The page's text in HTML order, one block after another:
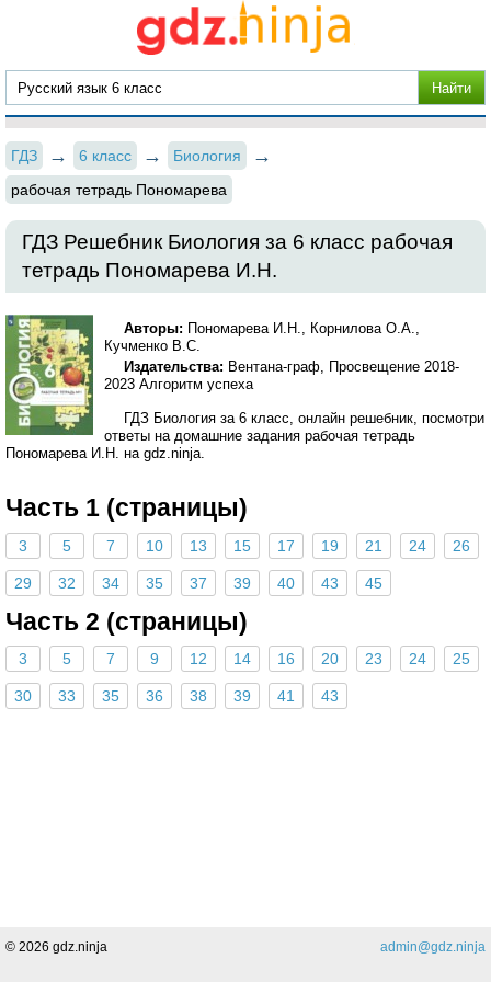
ГДЗ 6 класс
Биология
рабочая тетрадь Пономарева
ГДЗ Решебник Биология за 6 класс рабочая
тетрадь Пономарева И.Н.
Авторы: Пономарева И.Н., Корнилова О.А.,
Кучменко В.С.
Издательства: Вентана-граф, Просвещение 2018-
2023 Алгоритм успеха
ГДЗ Биология за 6 класс, онлайн решебник, посмотри
ответы на домашние задания рабочая тетрадь
Пономарева И.Н. на gdz.ninja.
Часть 1 (страницы)
3 5 7 10 13 15 17 19 21 24 26
29 32 34 35 37 39 40 43 45
Часть 2 (страницы)
3 5 7 9 12 14 16 20 23 24 25
30 33 35 36 38 39 41 43
© 2026 gdz.ninja admin@gdz.ninja